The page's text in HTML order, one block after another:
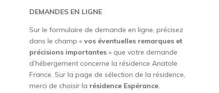
DEMANDES EN LIGNE
Sur le formulaire de demande en ligne, précisez
dans le champ « vos éventuelles remarques et
précisions importantes» que votre demande
d’hébergement concerne la résidence Anatole
France. Sur la page de sélection de la résidence,
merci de choisir la résidence Espérance.